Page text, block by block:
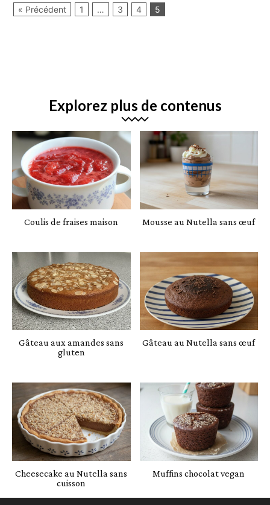
« Précédent 1 … 3 4 5
Explorez plus de contenus
Coulis de fraises maison Mousse au Nutella sans œuf
Gâteau aux amandes sans
gluten
Gâteau au Nutella sans œuf
Cheesecake au Nutella sans
cuisson
Muffins chocolat vegan